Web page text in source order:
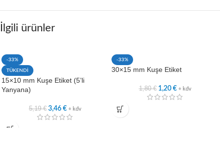
İlgili ürünler
-33%
TÜKENDİ
15×10 mm Kuşe Etiket (5’li
Yanyana)
5,19€ 3,46 € + kdv
-33%
30×15 mm Kuşe Etiket
1,80€ 1,20 € + kdv